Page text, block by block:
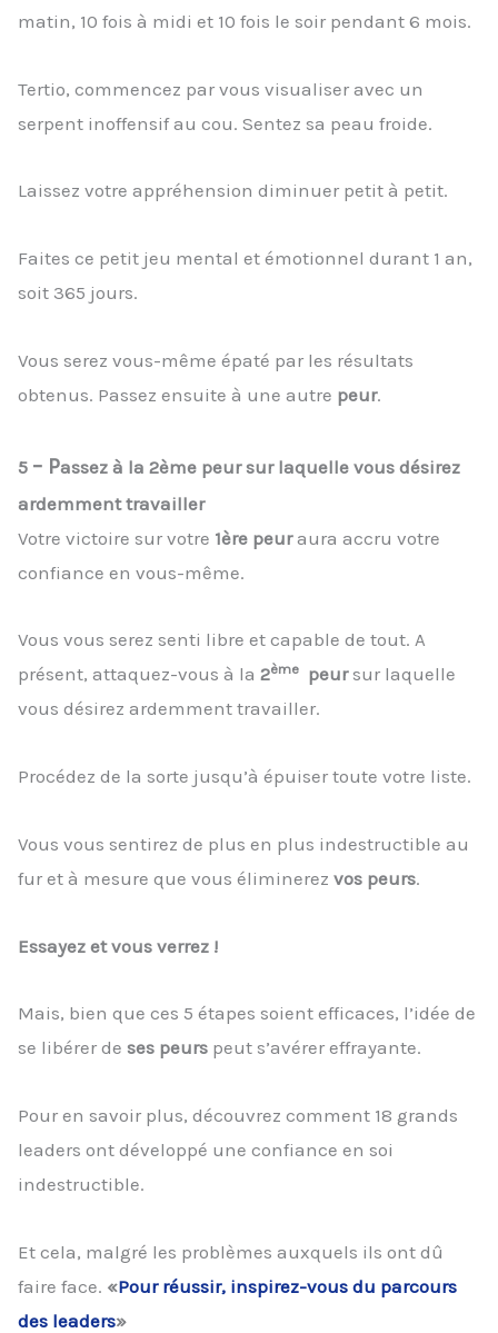
matin, 10 fois à midi et 10 fois le soir pendant 6 mois.
Tertio, commencez par vous visualiser avec un
serpent inoffensif au cou. Sentez sa peau froide.
Laissez votre appréhension diminuer petit à petit.
Faites ce petit jeu mental et émotionnel durant 1 an,
soit 365 jours.
Vous serez vous-même épaté par les résultats
obtenus. Passez ensuite à une autre peur.
5 – Passez à la 2ème peur sur laquelle vous désirez
ardemment travailler
Votre victoire sur votre 1ère peuraura accru votre
confiance en vous-même.
Vous vous serez senti libre et capable de tout. A
présent, attaquez-vous à la 2ème peursur laquelle
vous désirez ardemment travailler.
Procédez de la sorte jusqu’à épuiser toute votre liste.
Vous vous sentirez de plus en plus indestructible au
fur et à mesure que vous éliminerez vos peurs.
Essayez et vous verrez !
Mais, bien que ces 5 étapes soient efficaces, l’idée de
se libérer de ses peurs peut s’avérer effrayante.
Pour en savoir plus, découvrez comment 18 grands
leaders ont développé une confiance en soi
indestructible.
Et cela, malgré les problèmes auxquels ils ont dû
faire face. «Pour réussir, inspirez-vous du parcours
des leaders»